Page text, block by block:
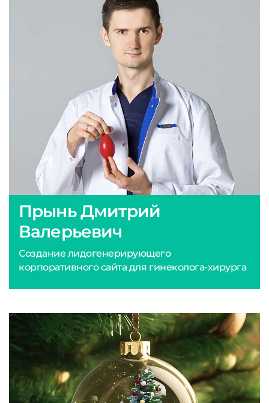
Прынь Дмитрий
Валерьевич
Создание лидогенерирующего
корпоративного сайта для гинеколога-хирурга